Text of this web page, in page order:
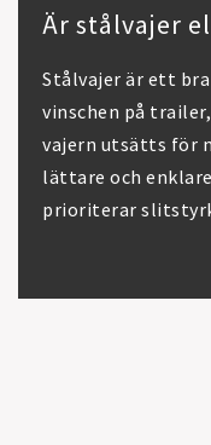
Är stålvajer
Stålvajer är ett
vinschen på
vajern utsätts för
lättare och
prioriterar